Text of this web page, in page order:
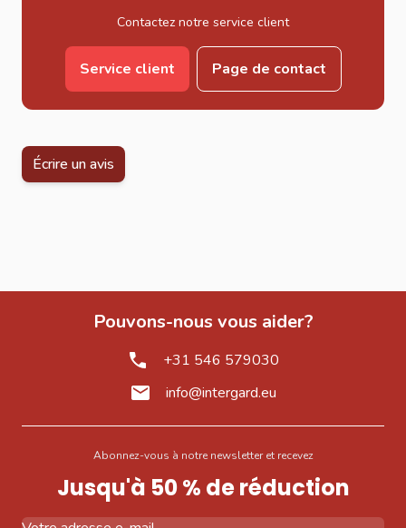
Contactez notre service client
Service client Page de contact
Écrire un avis
Pouvons-nous vous aider?
+31 546 579030
info@intergard.eu
Abonnez-vous à notre newsletter et recevez
Jusqu'à 50 % de réduction